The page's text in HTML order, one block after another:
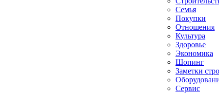
Семья
Покупки
Отношения
Культура
Здоровье
Экономика
Шопинг
Заметки
Сервис